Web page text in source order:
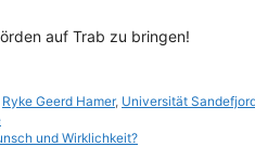
auf Trab zu bringen!
Ryke Geerd Hamer, Universität
und Wirklichkeit?